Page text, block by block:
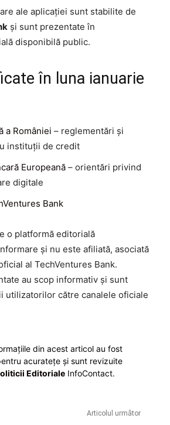
ale aplicației sunt stabilite de
și sunt prezentate în
disponibilă public.
în luna ianuarie
a României – reglementări și
instituții de credit
Europeană – orientări privind
digitale
Bank
o platformă editorială
și nu este afiliată, asociată
al TechVentures Bank.
au scop informativ și sunt
utilizatorilor către canalele oficiale
din acest articol au fost
acuratețe și sunt revizuite
Editoriale InfoContact.
Articolul următor